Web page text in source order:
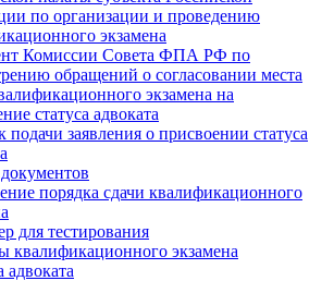
по организации и проведению
экзамена
Комиссии Совета ФПА РФ по
обращений о согласовании места
экзамена на
статуса адвоката
подачи заявления о присвоении статуса
порядка сдачи квалификационного
для тестирования
квалификационного экзамена
адвоката